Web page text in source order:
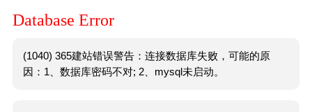
Database Error
(1040) 365建站错误警告：连接数据库失败，可能的原
因：1、数据库密码不对; 2、mysql未启动。